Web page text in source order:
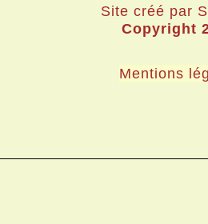
Site créé par
Copyright
Mentions